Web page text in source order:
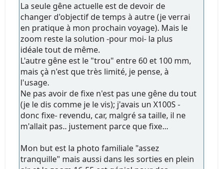
La seule gêne actuelle est de devoir de
changer d'objectif de temps à autre (je verrai
en pratique à mon prochain voyage). Mais le
zoom reste la solution -pour moi- la plus
idéale tout de même.
L'autre gêne est le "trou" entre 60 et 100 mm,
mais çà n'est que très limité, je pense, à
l'usage.
Ne pas avoir de fixe n'est pas une gêne du tout
(je le dis comme je le vis); j'avais un X100S -
donc fixe- revendu, car, malgré sa taille, il ne
m'allait pas.. justement parce que fixe...
Mon but est la photo familiale "assez
tranquille" mais aussi dans les sorties en plein